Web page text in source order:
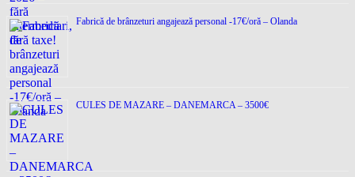
Fabrică de brânzeturi angajează personal -17€/oră – Olanda
CULES DE MAZARE – DANEMARCA – 3500€